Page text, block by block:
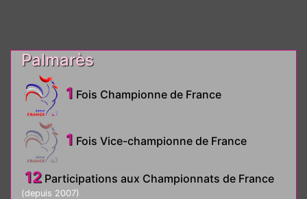
Palmarès
1 Fois Championne de France
1 Fois Vice-championne de France
12 Participations aux Championnats de France
(depuis 2007)